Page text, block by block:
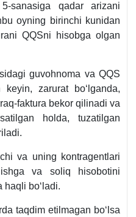
sanasiga qadar arizani
oyning birinchi kunidan
QQSni hisobga olgan
guvohnoma va QQS
keyin, zarurat boʻlganda,
faktura bekor qilinadi va
holda, tuzatilgan
va uning kontragentlari
va soliq hisobotini
boʻladi.
taqdim etilmagan boʻlsa